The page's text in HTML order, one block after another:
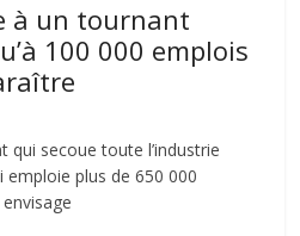
à un tournant
100 000 emplois
qui secoue toute l’industrie
emploie plus de 650 000